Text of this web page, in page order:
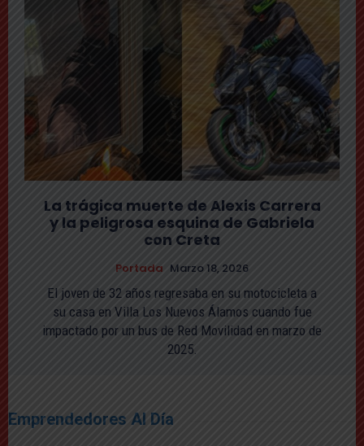
La trágica muerte de Alexis Carrera
y la peligrosa esquina de Gabriela
con Creta
Portada Marzo 18, 2026
El joven de 32 años regresaba en su motocicleta a
su casa en Villa Los Nuevos Álamos cuando fue
impactado por un bus de Red Movilidad en marzo de
2025.
Emprendedores Al Día